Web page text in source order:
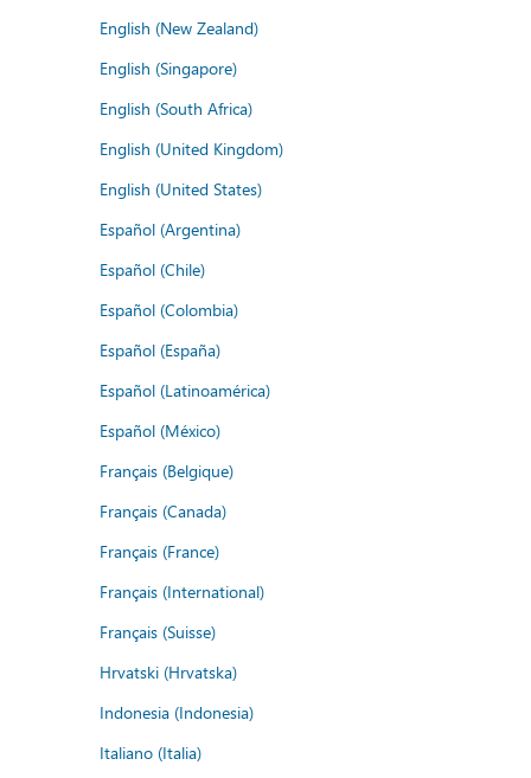
English (New Zealand)
English (Singapore)
English (South Africa)
English (United Kingdom)
English (United States)
Español (Argentina)
Español (Chile)
Español (Colombia)
Español (España)
Español (Latinoamérica)
Español (México)
Français (Belgique)
Français (Canada)
Français (France)
Français (International)
Français (Suisse)
Hrvatski (Hrvatska)
Indonesia (Indonesia)
Italiano (Italia)